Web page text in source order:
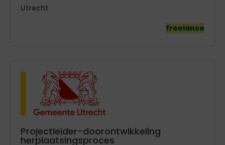
Utrecht
freelance
Projectleider-doorontwikkeling
herplaatsingsproces